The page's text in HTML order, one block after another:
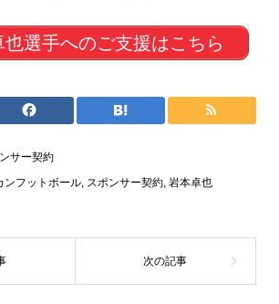
也選手へのご支援はこちら
サー契約
ンフットボール, スポンサー契約, 岩本卓也